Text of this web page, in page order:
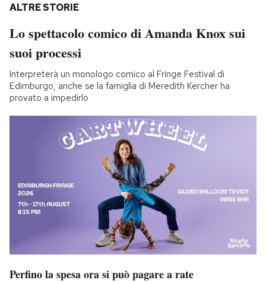
ALTRE STORIE
Lo spettacolo comico di Amanda Knox sui
suoi processi
Interpreterà un monologo comico al Fringe Festival di
Edimburgo, anche se la famiglia di Meredith Kercher ha
provato a impedirlo
Perfino la spesa ora si può pagare a rate